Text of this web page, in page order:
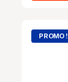
PROMO !